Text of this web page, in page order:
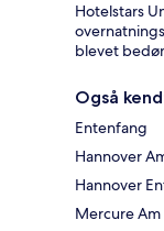
Hotelstars
blevet
Også
Entenfang
Hannover
Hannover
Mercure